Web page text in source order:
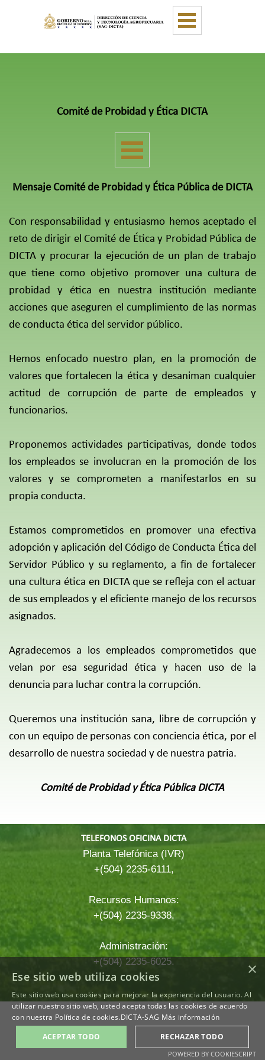
Saltar menú
Comité de Probidad y Ética DICTA
Mensaje Comité de Probidad y Ética Pública de DICTA
Con responsabilidad y entusiasmo hemos aceptado el
reto de dirigir el Comité de Ética y Probidad Pública de
DICTA y procurar la ejecución de un plan de trabajo
que tiene como objetivo promover una cultura de
probidad y ética en nuestra institución mediante
acciones que aseguren el cumplimiento de las normas
de conducta ética del servidor público.
Hemos enfocado nuestro plan, en la promoción de
valores que fortalecen la ética y desaniman cualquier
actitud de corrupción de parte de empleados y
funcionarios.
Proponemos actividades participativas, donde todos
los empleados se involucran en la promoción de los
valores y se comprometen a manifestarlos en su
propia conducta.
Estamos comprometidos en promover una efectiva
adopción y aplicación del Código de Conducta Ética del
Servidor Público y su reglamento, a fin de fortalecer
una cultura ética en DICTA que se refleja con el actuar
de sus empleados y el eficiente manejo de los recursos
asignados.
Agradecemos a los empleados comprometidos que
velan por esa seguridad ética y hacen uso de la
denuncia para luchar contra la corrupción.
Queremos una institución sana, libre de corrupción y
con un equipo de personas con conciencia ética, por el
desarrollo de nuestra sociedad y de nuestra patria.
Comité de Probidad y Ética Pública DICTA
TELEFONOS OFICINA DICTA
Planta Telefónica (IVR)
+(504) 2235-6111,
Recursos Humanos:
+(504) 2235-9338.
Administración:
+(504) 2235-6025.
Regreso al contenido
×
Ese sitio web utiliza cookies
Este sitio web usa cookies para mejorar la experiencia del usuario. Al
utilizar nuestro sitio web, usted acepta todas las cookies de acuerdo
con nuestra Política de cookies.DICTA-SAG Más información
ACEPTAR TODO
RECHAZAR TODO
POWERED BY COOKIESCRIPT